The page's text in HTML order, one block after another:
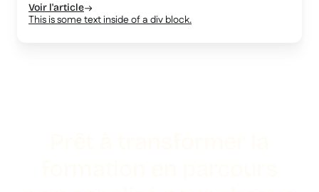
Voir l'article
This is some text inside of a div block.